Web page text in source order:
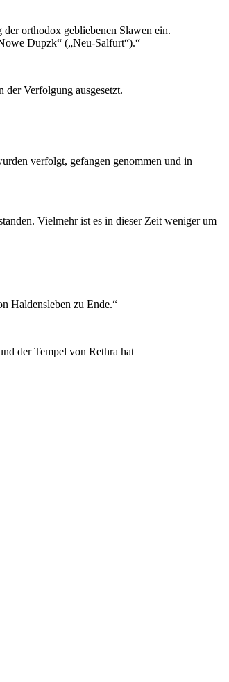
orthodox gebliebenen Slawen ein.
Dupzk“ („Neu-Salfurt“).“
Verfolgung ausgesetzt.
verfolgt, gefangen genommen und in
Vielmehr ist es in dieser Zeit weniger um
Haldensleben zu Ende.“
der Tempel von Rethra hat